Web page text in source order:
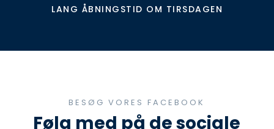
LANG ÅBNINGSTID OM TIRSDAGEN
BESØG VORES FACEBOOK
​Følg med på de sociale